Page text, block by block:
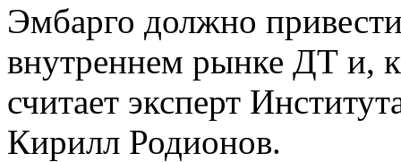
Эмбарго должно
внутреннем рынке ДТ и,
считает эксперт
Кирилл Родионов.